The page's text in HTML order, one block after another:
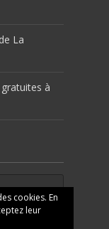
La
à
cookies. En
leur